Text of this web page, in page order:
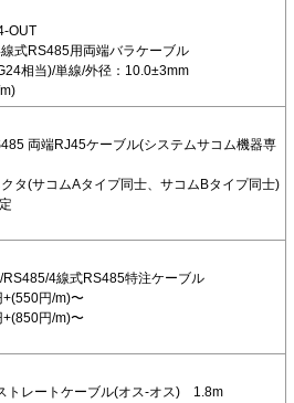
OUT
式RS485用両端バラケーブル
相当)/単線/外径：10.0±3mm
両端RJ45ケーブル(システムサコム機器専
タ(サコムAタイプ同士、サコムBタイプ同士)
4線式RS485特注ケーブル
円/m)〜
円/m)〜
トレートケーブル(オス-オス) 1.8m